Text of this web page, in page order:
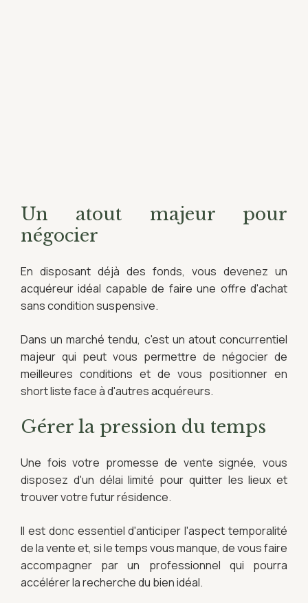
Un atout majeur pour
négocier
En disposant déjà des fonds, vous devenez un
acquéreur idéal capable de faire une offre d'achat
sans condition suspensive.
Dans un marché tendu, c'est un atout concurrentiel
majeur qui peut vous permettre de négocier de
meilleures conditions et de vous positionner en
short liste face à d'autres acquéreurs.
Gérer la pression du temps
Une fois votre promesse de vente signée, vous
disposez d'un délai limité pour quitter les lieux et
trouver votre futur résidence.
Il est donc essentiel d'anticiper l'aspect temporalité
de la vente et, si le temps vous manque, de vous faire
accompagner par un professionnel qui pourra
accélérer la recherche du bien idéal.